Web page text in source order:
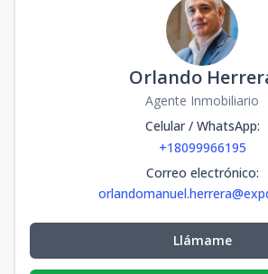
Orlando
Agente Inmobiliario
Celular / WhatsApp:
+18099966195
Correo electrónico:
Llámame